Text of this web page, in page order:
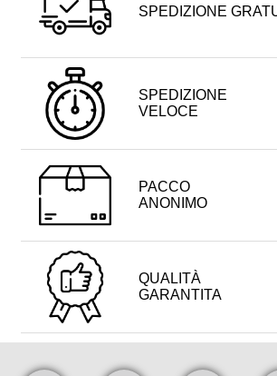
SPEDIZIONE
SPEDIZIONE
VELOCE
PACCO
ANONIMO
QUALITÀ
GARANTITA